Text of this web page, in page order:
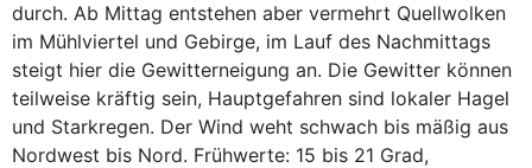
durch. Ab Mittag entstehen aber vermehrt Quellwolken
im Mühlviertel und Gebirge, im Lauf des Nachmittags
steigt hier die Gewitterneigung an. Die Gewitter können
teilweise kräftig sein, Hauptgefahren sind lokaler Hagel
und Starkregen. Der Wind weht schwach bis mäßig aus
Nordwest bis Nord. Frühwerte: 15 bis 21 Grad,